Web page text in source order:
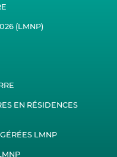
(LMNP)
EN RÉSIDENCES
LMNP